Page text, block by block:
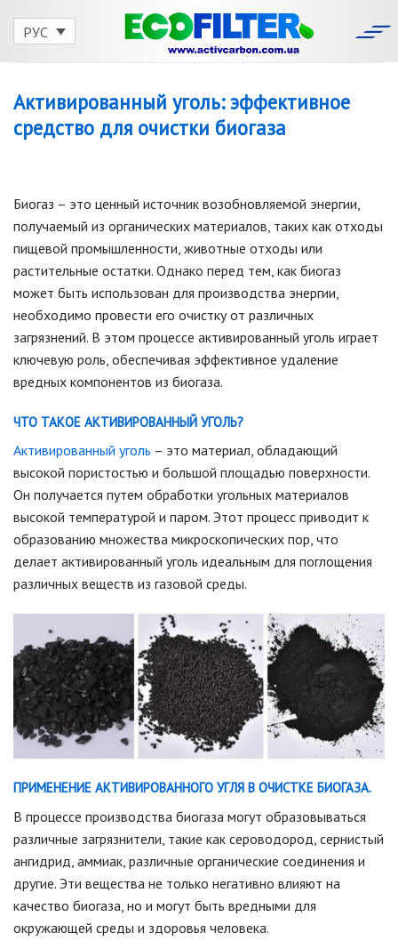
РУС
Активированный уголь: эффективное
средство для очистки биогаза
Биогаз – это ценный источник возобновляемой энергии,
получаемый из органических материалов, таких как отходы
пищевой промышленности, животные отходы или
растительные остатки. Однако перед тем, как биогаз
может быть использован для производства энергии,
необходимо провести его очистку от различных
загрязнений. В этом процессе активированный уголь играет
ключевую роль, обеспечивая эффективное удаление
вредных компонентов из биогаза.
ЧТО ТАКОЕ АКТИВИРОВАННЫЙ УГОЛЬ?
Активированный уголь – это материал, обладающий
высокой пористостью и большой площадью поверхности.
Он получается путем обработки угольных материалов
высокой температурой и паром. Этот процесс приводит к
образованию множества микроскопических пор, что
делает активированный уголь идеальным для поглощения
различных веществ из газовой среды.
ПРИМЕНЕНИЕ АКТИВИРОВАННОГО УГЛЯ В ОЧИСТКЕ БИОГАЗА.
В процессе производства биогаза могут образовываться
различные загрязнители, такие как сероводород, сернистый
ангидрид, аммиак, различные органические соединения и
другие. Эти вещества не только негативно влияют на
качество биогаза, но и могут быть вредными для
окружающей среды и здоровья человека.